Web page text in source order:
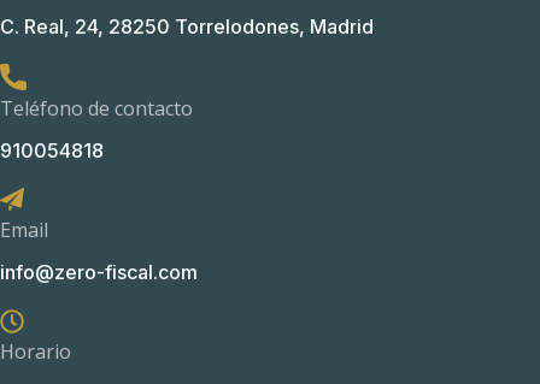
C. Real, 24, 28250 Torrelodones, Madrid
Teléfono de contacto
910054818
Email
info@zero-fiscal.com
Horario